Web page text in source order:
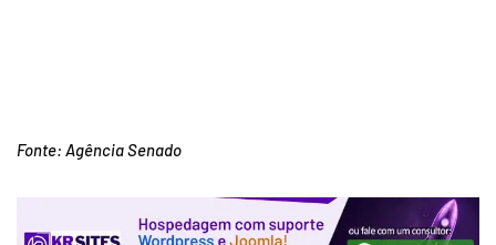
Fonte: Agência Senado